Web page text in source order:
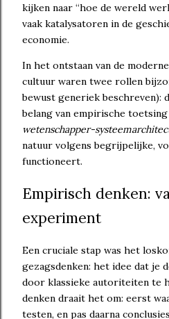
kijken naar “hoe de wereld
vaak katalysatoren in de
economie.
In het ontstaan van de
cultuur waren twee rollen
bewust generiek beschreven):
belang van empirische
wetenschapper-
natuur volgens begrijpelijke,
functioneert.
Empirisch denken:
experiment
Een cruciale stap was het
gezagsdenken: het idee dat je
door klassieke autoriteiten te
denken draait het om: eerst
testen, en pas daarna